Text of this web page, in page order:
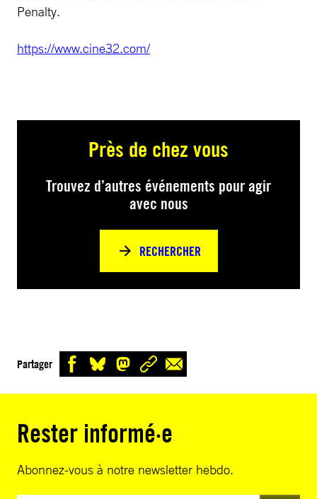
Penalty.
https://www.cine32.com/
Près de chez vous
Trouvez d’autres événements pour agir
avec nous
RECHERCHER
Partager
Rester informé·e
Abonnez-vous à notre newsletter hebdo.